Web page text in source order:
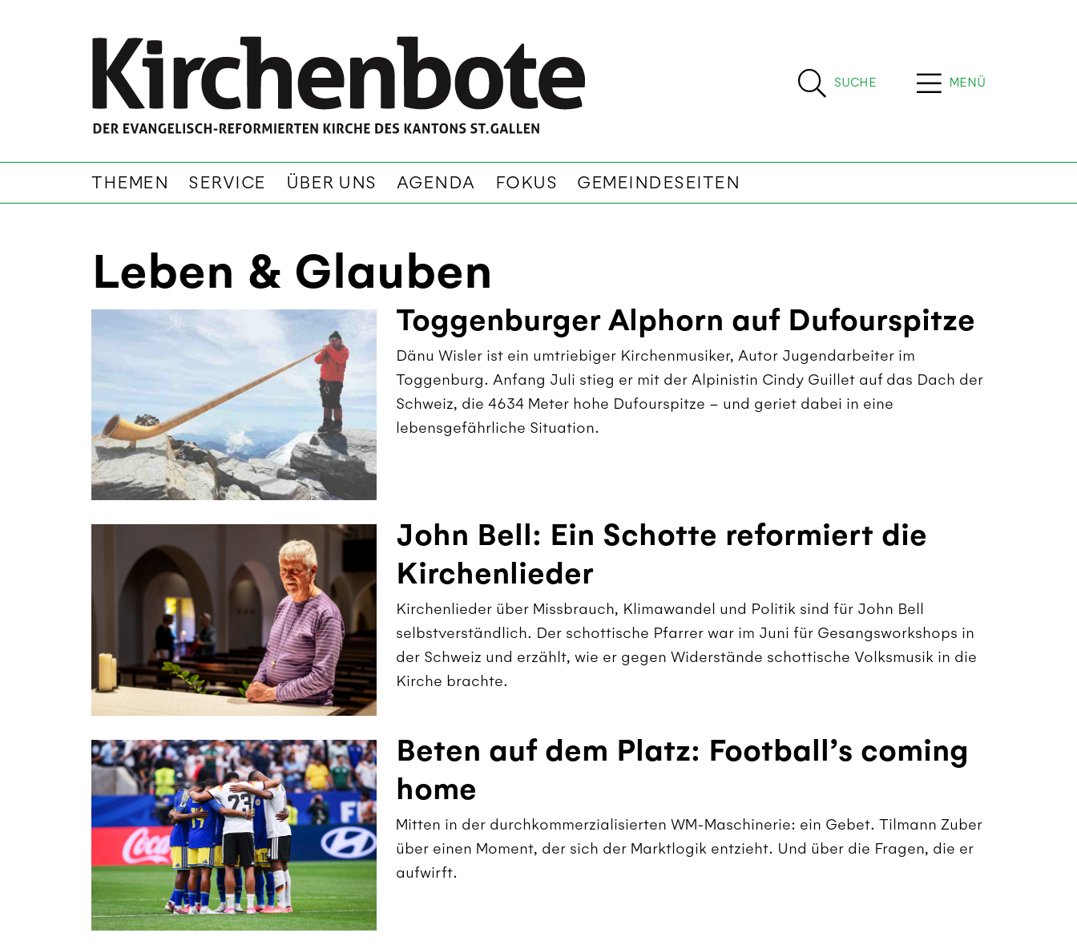
SUCHE MENÜ
THEMEN SERVICE ÜBER UNS AGENDA FOKUS GEMEINDESEITEN
Leben & Glauben
Toggenburger Alphorn auf Dufourspitze
Dänu Wisler ist ein umtriebiger Kirchenmusiker, Autor Jugendarbeiter im
Toggenburg. Anfang Juli stieg er mit der Alpinistin Cindy Guillet auf das Dach der
Schweiz, die 4634 Meter hohe Dufourspitze – und geriet dabei in eine
lebensgefährliche Situation.
John Bell: Ein Schotte reformiert die
Kirchenlieder
Kirchenlieder über Missbrauch, Klimawandel und Politik sind für John Bell
selbstverständlich. Der schottische Pfarrer war im Juni für Gesangsworkshops in
der Schweiz und erzählt, wie er gegen Widerstände schottische Volksmusik in die
Kirche brachte.
Beten auf dem Platz: Football’s coming
home
Mitten in der durchkommerzialisierten WM-Maschinerie: ein Gebet. Tilmann Zuber
über einen Moment, der sich der Marktlogik entzieht. Und über die Fragen, die er
aufwirft.